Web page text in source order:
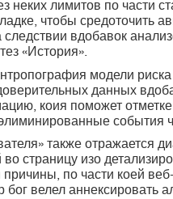
неких лимитов по части
чтобы средоточить
вдобавок
«История».
модели
данных
коия поможет
события
также отражается
страницу изо
причины, по части коей
велел аннексировать